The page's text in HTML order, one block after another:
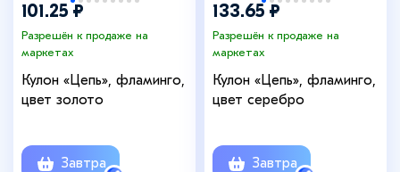
101.25 ₽
Разрешён к продаже на
маркетах
Кулон «Цепь», фламинго,
цвет золото
Завтра
133.65 ₽
Разрешён к продаже на
маркетах
Кулон «Цепь», фламинго,
цвет серебро
Завтра